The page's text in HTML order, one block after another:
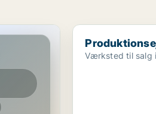
Værksted til salg